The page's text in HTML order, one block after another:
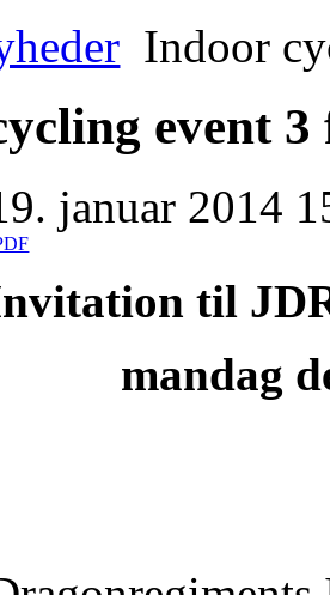
Indoor
event 3
januar 2014
til
mandag